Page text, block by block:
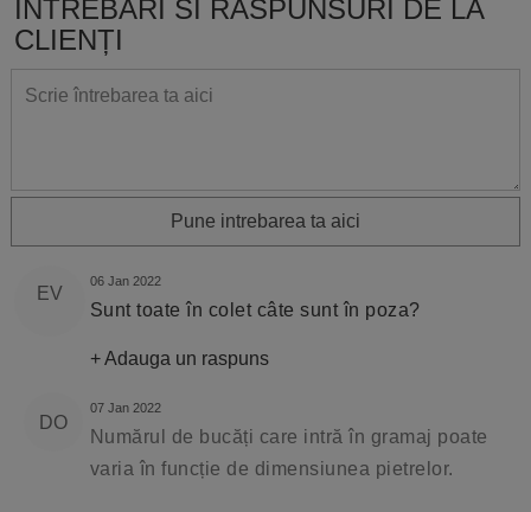
INTREBĂRI SI RĂSPUNSURI DE LA
CLIENȚI
Pune intrebarea ta aici
EV
06 Jan 2022
Sunt toate în colet câte sunt în poza?
+ Adauga un raspuns
DO
07 Jan 2022
Numărul de bucăți care intră în gramaj poate
varia în funcție de dimensiunea pietrelor.